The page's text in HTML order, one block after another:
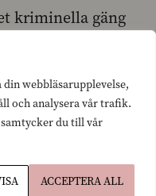
webbläsarupplevelse,
och analysera vår trafik.
du till vår
ACCEPTERA ALL
kriminella gäng
under de
yrkesmässig.
till den ökande
synnerhet unga